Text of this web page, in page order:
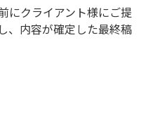
にクライアント様にご提
、内容が確定した最終稿